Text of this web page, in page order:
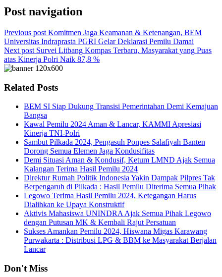
Post navigation
Previous post Komitmen Jaga Keamanan & Ketenangan, BEM
Universitas Indraprasta PGRI Gelar Deklarasi Pemilu Damai
Next post Survei Litbang Kompas Terbaru, Masyarakat yang Puas
atas Kinerja Polri Naik 87,8 %
Related Posts
BEM SI Siap Dukung Transisi Pemerintahan Demi Kemajuan
Bangsa
Kawal Pemilu 2024 Aman & Lancar, KAMMI Apresiasi
Kinerja TNI-Polri
Sambut Pilkada 2024, Pengasuh Ponpes Salafiyah Banten
Dorong Semua Elemen Jaga Kondusifitas
Demi Situasi Aman & Kondusif, Ketum LMND Ajak Semua
Kalangan Terima Hasil Pemilu 2024
Direktur Rumah Politik Indonesia Yakin Dampak Pilpres Tak
Berpengaruh di Pilkada : Hasil Pemilu Diterima Semua Pihak
Legowo Terima Hasil Pemilu 2024, Ketegangan Harus
Dialihkan ke Upaya Konstruktif
Aktivis Mahasiswa UNINDRA Ajak Semua Pihak Legowo
dengan Putusan MK & Kembali Rajut Persatuan
Sukses Amankan Pemilu 2024, Hiswana Migas Karawang
Purwakarta : Distribusi LPG & BBM ke Masyarakat Berjalan
Lancar
Don't Miss